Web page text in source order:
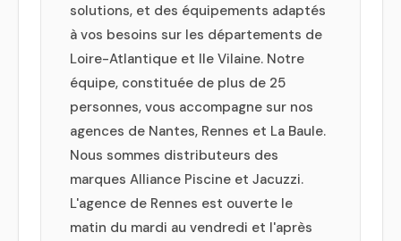
solutions, et des équipements adaptés
à vos besoins sur les départements de
Loire-Atlantique et Ile Vilaine. Notre
équipe, constituée de plus de 25
personnes, vous accompagne sur nos
agences de Nantes, Rennes et La Baule.
Nous sommes distributeurs des
marques Alliance Piscine et Jacuzzi.
L'agence de Rennes est ouverte le
matin du mardi au vendredi et l'après